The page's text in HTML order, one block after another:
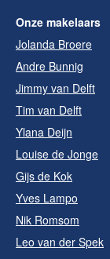
Onze makelaars
Jolanda Broere
Andre Bunnig
Jimmy van Delft
Tim van Delft
Ylana Deijn
Louise de Jonge
Gijs de Kok
Yves Lampo
Nik Romsom
Leo van der Spek